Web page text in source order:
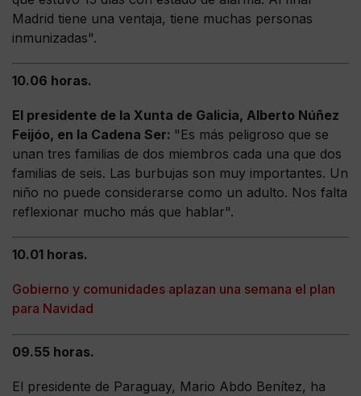
Madrid tiene una ventaja, tiene muchas personas
inmunizadas".
10.06 horas.
El presidente de la Xunta de Galicia, Alberto Núñez
Feijóo, en la Cadena Ser: "Es más peligroso que se
unan tres familias de dos miembros cada una que dos
familias de seis. Las burbujas son muy importantes. Un
niño no puede considerarse como un adulto. Nos falta
reflexionar mucho más que hablar".
10.01 horas.
Gobierno y comunidades aplazan una semana el plan
para Navidad
09.55 horas.
El presidente de Paraguay, Mario Abdo Benítez, ha